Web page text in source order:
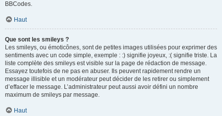
BBCodes.
Haut
Que sont les smileys ?
Les smileys, ou émoticônes, sont de petites images utilisées pour exprimer des
sentiments avec un code simple, exemple : :) signifie joyeux, :( signifie triste. La
liste complète des smileys est visible sur la page de rédaction de message.
Essayez toutefois de ne pas en abuser. Ils peuvent rapidement rendre un
message illisible et un modérateur peut décider de les retirer ou simplement
d’effacer le message. L’administrateur peut aussi avoir défini un nombre
maximum de smileys par message.
Haut